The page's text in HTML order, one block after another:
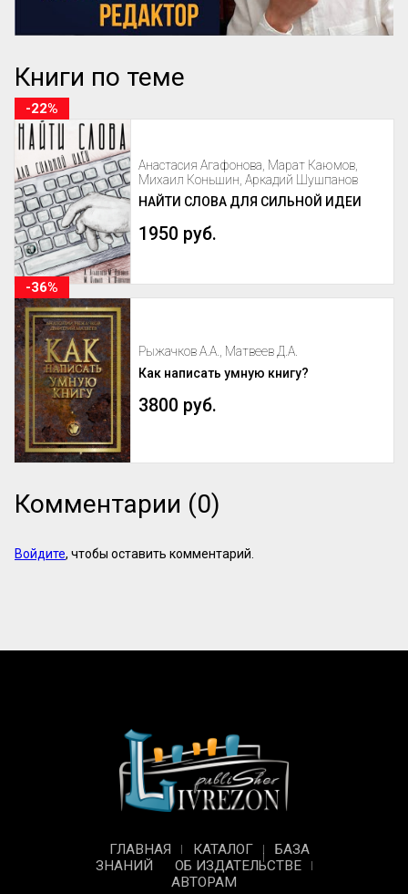
Книги по теме
Анастасия Агафонова, Марат Каюмов,
Михаил Коньшин, Аркадий Шушпанов
НАЙТИ СЛОВА ДЛЯ СИЛЬНОЙ ИДЕИ
1950 руб.
-22%
Рыжачков А.А., Матвеев Д.А.
Как написать умную книгу?
3800 руб.
-36%
Комментарии (0)
Войдите, чтобы оставить комментарий.
ГЛАВНАЯ КАТАЛОГ
БАЗА
ЗНАНИЙ
ОБ ИЗДАТЕЛЬСТВЕ
АВТОРАМ